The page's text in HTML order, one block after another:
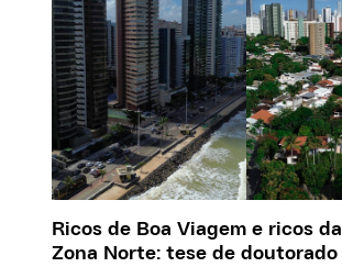
Ricos de Boa Viagem e ricos da
Zona Norte: tese de doutorado